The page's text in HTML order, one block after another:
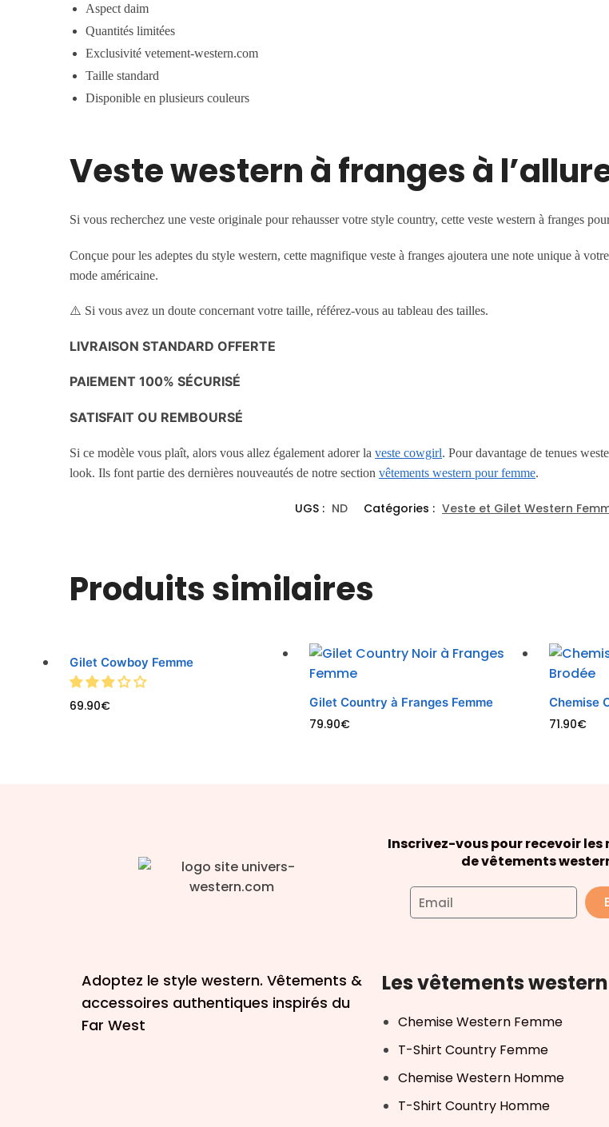
Aspect daim
Quantités limitées
Exclusivité vetement-western.com
Taille standard
Disponible en plusieurs couleurs
Veste western à franges à
Si vous recherchez une veste originale pour rehausser votre style country, cette veste western à franges
Conçue pour les adeptes du style western, cette magnifique veste à franges ajoutera une note unique à
mode américaine.
⚠️ Si vous avez un doute concernant votre taille, référez-vous au tableau des tailles.
LIVRAISON STANDARD OFFERTE
PAIEMENT 100% SÉCURISÉ
SATISFAIT OU REMBOURSÉ
Si ce modèle vous plaît, alors vous allez également adorer laveste cowgirl. Pour davantage de tenues
look. Ils font partie des dernières nouveautés de notre sectionvêtements western pour femme.
UGS : ND Catégories : Veste et Gilet Western
Produits similaires
Gilet Cowboy Femme
69.90€ Gilet Country à Franges Femme
79.90€
Chemise
71.90€
Inscrivez-vous pour recevoir les
de vêtements
Adoptez le style western. Vêtements &
accessoires authentiques inspirés du
Far West
Les vêtements western
Chemise Western Femme
T-Shirt Country Femme
Chemise Western Homme
T-Shirt Country Homme